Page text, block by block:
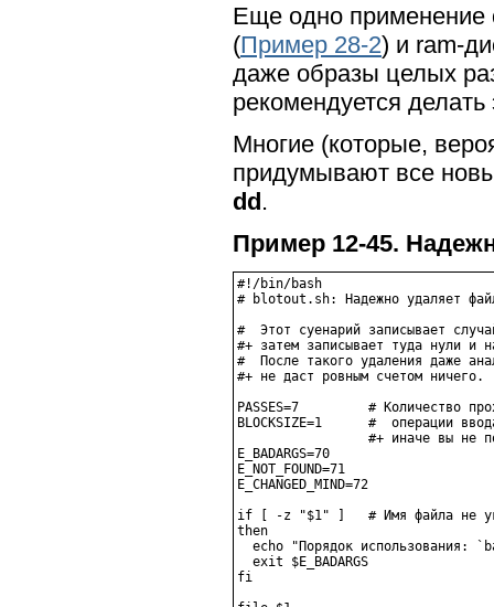
Еще одно применение
(Пример 28-2) и ram-
даже образы целых
рекомендуется
Многие (которые,
придумывают все
dd.
Пример 12-45.
#!/bin/bash
# blotout.sh: Надежно удаляет
#  Этот суенарий записывает
#+ затем записывает туда нули и
#  После такого удаления даже
#+ не даст ровным счетом ничего.
PASSES=7         # Количество
BLOCKSIZE=1      #  операции
#+ иначе вы не
E_BADARGS=70
E_NOT_FOUND=71
E_CHANGED_MIND=72
if [ -z "$1" ]   # Имя файла не
then
echo "Порядок использования:
  exit $E_BADARGS
fi